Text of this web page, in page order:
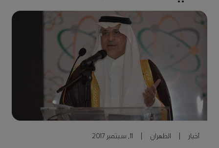
أخبار الظهران 11, سبتمبر 2017